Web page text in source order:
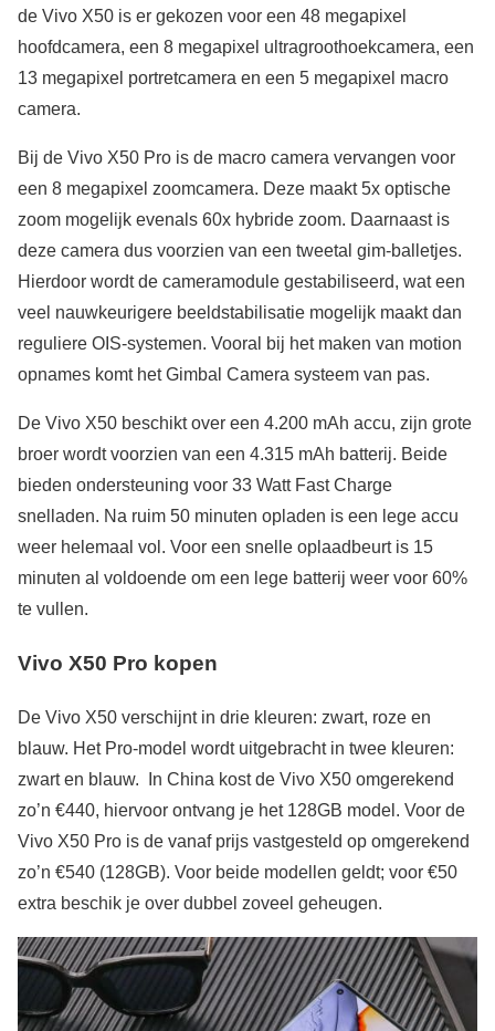
de Vivo X50 is er gekozen voor een 48 megapixel
hoofdcamera, een 8 megapixel ultragroothoekcamera, een
13 megapixel portretcamera en een 5 megapixel macro
camera.
Bij de Vivo X50 Pro is de macro camera vervangen voor
een 8 megapixel zoomcamera. Deze maakt 5x optische
zoom mogelijk evenals 60x hybride zoom. Daarnaast is
deze camera dus voorzien van een tweetal gim-balletjes.
Hierdoor wordt de cameramodule gestabiliseerd, wat een
veel nauwkeurigere beeldstabilisatie mogelijk maakt dan
reguliere OIS-systemen. Vooral bij het maken van motion
opnames komt het Gimbal Camera systeem van pas.
De Vivo X50 beschikt over een 4.200 mAh accu, zijn grote
broer wordt voorzien van een 4.315 mAh batterij. Beide
bieden ondersteuning voor 33 Watt Fast Charge
snelladen. Na ruim 50 minuten opladen is een lege accu
weer helemaal vol. Voor een snelle oplaadbeurt is 15
minuten al voldoende om een lege batterij weer voor 60%
te vullen.
Vivo X50 Pro kopen
De Vivo X50 verschijnt in drie kleuren: zwart, roze en
blauw. Het Pro-model wordt uitgebracht in twee kleuren:
zwart en blauw. In China kost de Vivo X50 omgerekend
zo’n €440, hiervoor ontvang je het 128GB model. Voor de
Vivo X50 Pro is de vanaf prijs vastgesteld op omgerekend
zo’n €540 (128GB). Voor beide modellen geldt; voor €50
extra beschik je over dubbel zoveel geheugen.